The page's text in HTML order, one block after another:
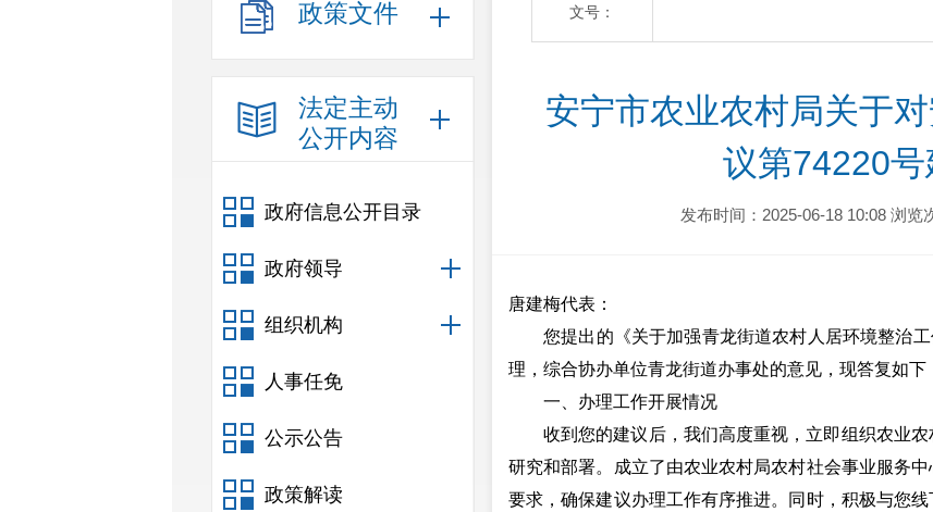
政策文件
法定主动
公开内容
政府信息公开目录
政府领导
组织机构
人事任免
公示公告
政策解读
文号：
安宁市农业农村局关于
议第74220
发布时间：2025-06-18 10:08 浏览
唐建梅代表：
您提出的《关于加强青龙街道农村人居环境整治
理，综合协办单位青龙街道办事处的意见，现答复如下
一、办理工作开展情况
收到您的建议后，我们高度重视，立即组织农业
研究和部署。成立了由农业农村局农村社会事业服务
要求，确保建议办理工作有序推进。同时，积极与您